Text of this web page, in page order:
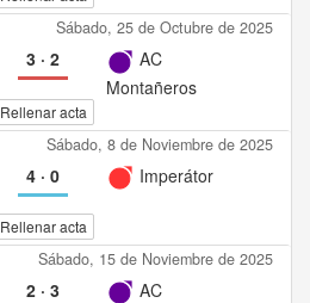
Sábado, 25 de Octubre de 2025
3· 2
AC
Montañeros
Rellenar acta
Sábado, 8 de Noviembre de 2025
4· 0 Imperátor
Rellenar acta
Sábado, 15 de Noviembre de 2025
2· 3
AC